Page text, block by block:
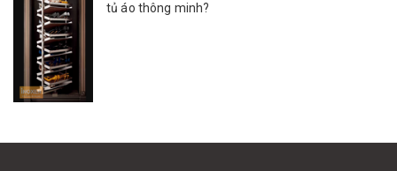
tủ áo thông minh?